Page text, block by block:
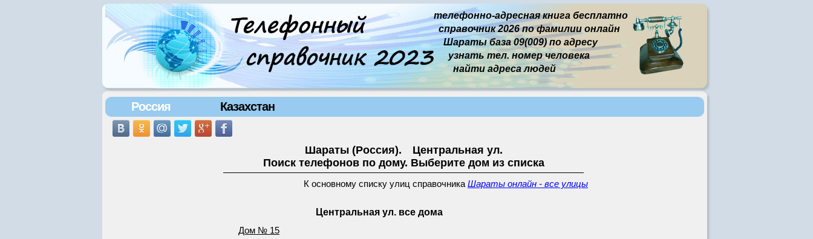
телефонно-адресная книга бесплатно
справочник 2026 по фамилии онлайн
Шараты база 09(009) по адресу
узнать тел. номер человека
найти адреса людей
Россия Казахстан
Шараты (Россия). Центральная ул.
Поиск телефонов по дому. Выберите дом из списка
К основному списку улиц справочника Шараты онлайн - все улицы
Центральная ул. все дома
Дом № 15